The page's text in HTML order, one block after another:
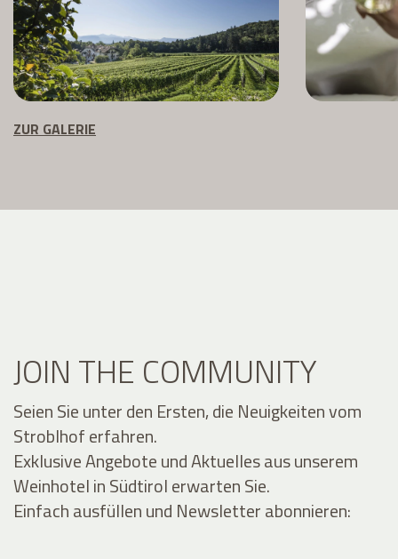
ZUR GALERIE
JOIN THE COMMUNITY
Seien Sie unter den Ersten, die Neuigkeiten vom
Stroblhof erfahren.
Exklusive Angebote und Aktuelles aus unserem
Weinhotel in Südtirol erwarten Sie.
Einfach ausfüllen und Newsletter abonnieren: